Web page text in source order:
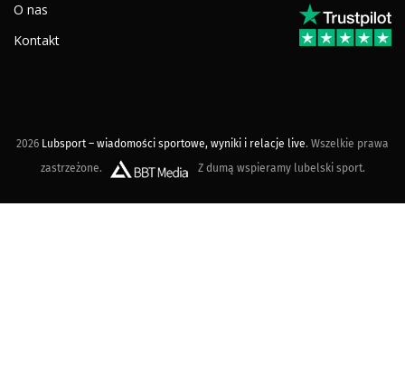
O nas
Kontakt
2026 Lubsport – wiadomości sportowe, wyniki i relacje live. Wszelkie prawa
zastrzeżone.
Z dumą wspieramy lubelski sport.